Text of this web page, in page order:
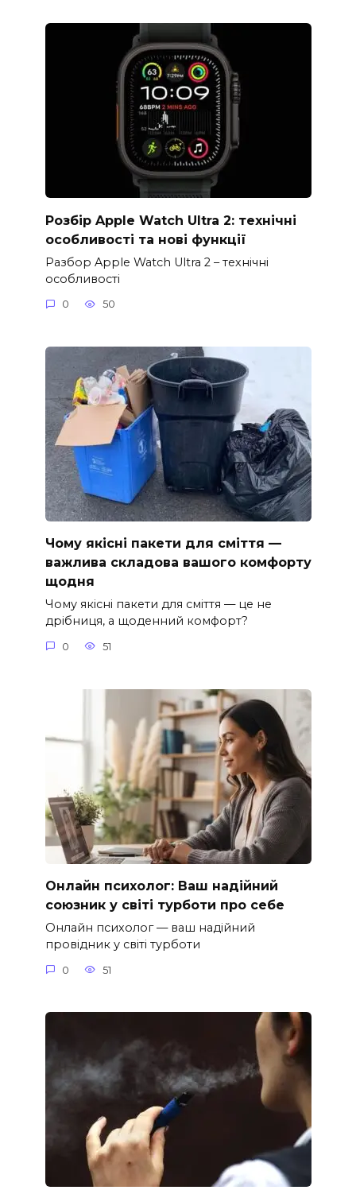
Розбір Apple Watch Ultra 2: технічні
особливості та нові функції
Разбор Apple Watch Ultra 2 – технічні
особливості
0 50
Чому якісні пакети для сміття —
важлива складова вашого комфорту
щодня
Чому якісні пакети для сміття — це не
дрібниця, а щоденний комфорт?
0 51
Онлайн психолог: Ваш надійний
союзник у світі турботи про себе
Онлайн психолог — ваш надійний
провідник у світі турботи
0 51